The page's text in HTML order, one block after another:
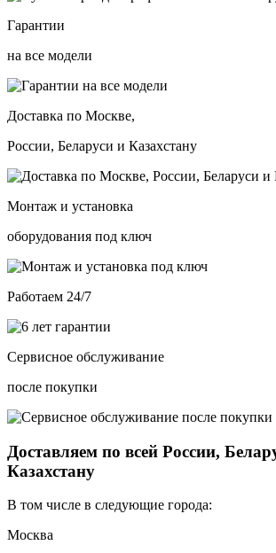
Гарантии
на все модели
Доставка по Москве,
России, Беларуси и Казахстану
Монтаж и установка
оборудования под ключ
Работаем 24/7
Сервисное обслуживание
после покупки
Доставляем по всей России,
Казахстану
В том числе в следующие города:
Москва